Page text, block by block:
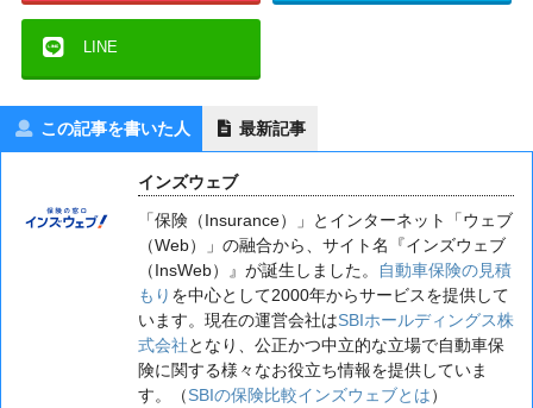
LINE
この記事を書いた人 最新記事
インズウェブ
「保険（Insurance）」とインターネット「ウェブ
（Web）」の融合から、サイト名『インズウェブ
（InsWeb）』が誕生しました。
自動車保険の見積
もり を中心として2000年からサービスを提供して
います。現在の運営会社はSBIホールディングス株
式会社となり、公正かつ中立的な立場で自動車保
険に関する様々なお役立ち情報を提供していま
す。（SBIの保険比較インズウェブとは）